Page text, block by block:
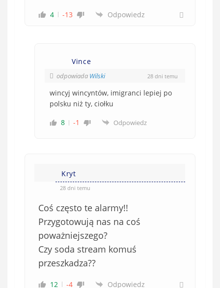
4 -13 Odpowiedz
Vince
odpowiada Wilski 28 dni temu
wincyj wincyntów, imigranci lepiej po
polsku niż ty, ciołku
8
-1 Odpowiedz
Kryt
28 dni temu
Coś często te alarmy!!
Przygotowują nas na coś
poważniejszego?
Czy soda stream komuś
przeszkadza??
12 -4 Odpowiedz